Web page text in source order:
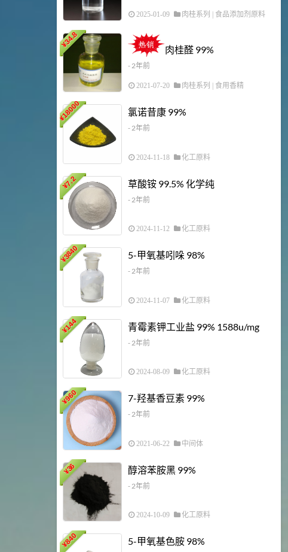
2025-01-09 肉桂系列 | 食品添加剂原料
¥
34.8
肉桂醛 99%
- 2年前
2021-07-20 肉桂系列 食用香精
¥
18000 氯诺昔康 99%
- 2年前
2024-11-18 化工原料
¥
7.2 草酸铵 99.5% 化学纯
- 2年前
2024-11-12 化工原料
¥
3840 5-甲氧基吲哚 98%
- 2年前
2024-11-07 化工原料
¥
144 青霉素钾工业盐 99% 1588u/mg
- 2年前
2024-08-09 化工原料
¥
960 7-羟基香豆素 99%
- 2年前
2021-06-22 中间体
¥
36 醇溶苯胺黑 99%
- 2年前
2024-10-09 化工原料
¥
840 5-甲氧基色胺 98%